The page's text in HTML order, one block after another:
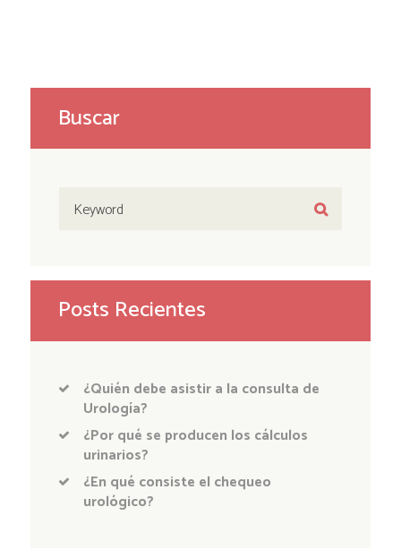
Buscar
Posts Recientes
¿Quién debe asistir a la consulta de
Urología?
¿Por qué se producen los cálculos
urinarios?
¿En qué consiste el chequeo
urológico?